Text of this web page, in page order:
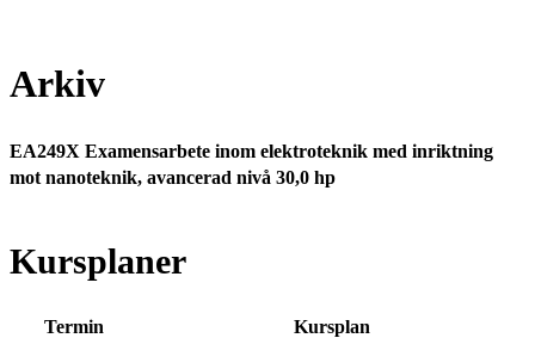
Arkiv
EA249X Examensarbete inom elektroteknik med inriktning
mot nanoteknik, avancerad nivå 30,0 hp
Kursplaner
Termin
Kursplan